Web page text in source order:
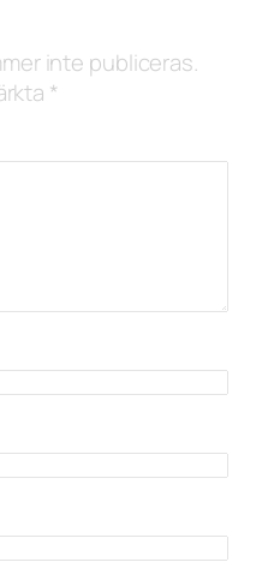
inte publiceras.
*